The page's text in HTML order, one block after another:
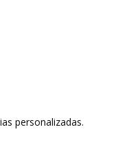
personalizadas.